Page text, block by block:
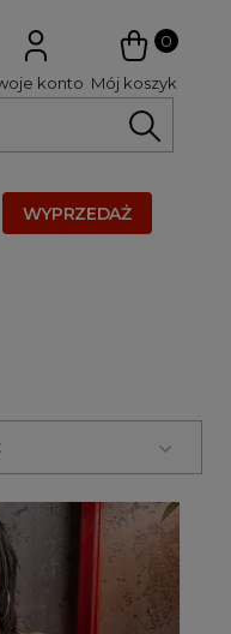
0
Mój koszyk
konto
WYPRZEDAŻ